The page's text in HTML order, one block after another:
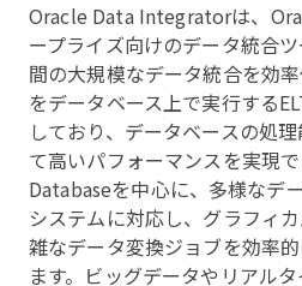
Oracle Data Integratorは、
ープライズ向けのデータ統合
間の大規模なデータ統合を効
をデータベース上で実行する
しており、データベースの処
て高いパフォーマンスを実現
Databaseを中心に、多様なデ
システムに対応し、グラフィ
雑なデータ変換ジョブを効率
ます。ビッグデータやリアル